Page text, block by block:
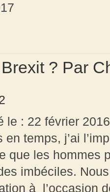
? Par
le : 22 février
en temps, j’ai
que les hommes
imbéciles.
à l’occasion